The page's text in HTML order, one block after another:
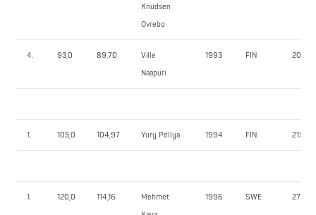
Knudsen
Ovrebo
4. 93,0 89,70
Ville
Naapuri
1993 FIN 200,0
1. 105,0 104,97 Yury Pellya 1994 FIN 215,0
1. 120,0 114,16
Mehmet
1996 SWE 270,0